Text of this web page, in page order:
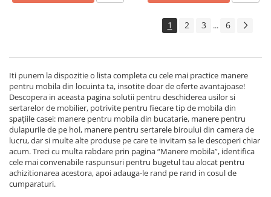
1 2 3 ... 6
Iti punem la dispozitie o lista completa cu cele mai practice manere
pentru mobila din locuinta ta, insotite doar de oferte avantajoase!
Descopera in aceasta pagina solutii pentru deschiderea usilor si
sertarelor de mobilier, potrivite pentru fiecare tip de mobila din
spațiile casei: manere pentru mobila din bucatarie, manere pentru
dulapurile de pe hol, manere pentru sertarele biroului din camera de
lucru, dar si multe alte produse pe care te invitam sa le descoperi chiar
acum. Treci cu multa rabdare prin pagina “Manere mobila”, identifica
cele mai convenabile raspunsuri pentru bugetul tau alocat pentru
achizitionarea acestora, apoi adauga-le rand pe rand in cosul de
cumparaturi.